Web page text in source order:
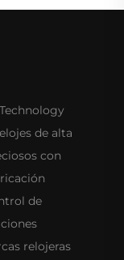
de alta
con
de
relojeras